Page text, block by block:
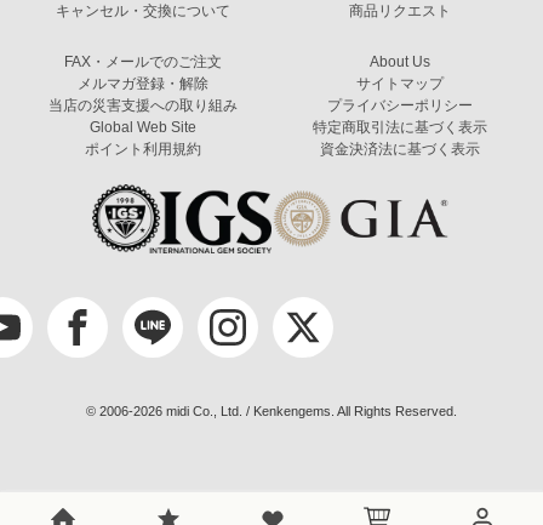
キャンセル・交換について
商品リクエスト
FAX・メールでのご注文
メルマガ登録・解除
当店の災害支援への取り組み
Global Web Site
ポイント利用規約
About Us
サイトマップ
プライバシーポリシー
特定商取引法に基づく表示
資金決済法に基づく表示
© 2006-2026 midi Co., Ltd. / Kenkengems. All Rights Reserved.